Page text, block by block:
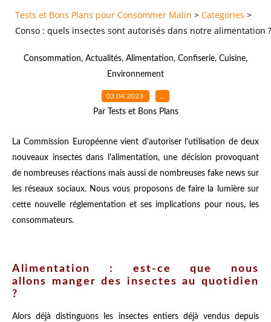
Tests et Bons Plans pour Consommer Malin > Categories >
Conso : quels insectes sont autorisés dans notre alimentation ?
Consommation, Actualités, Alimentation, Confiserie, Cuisine,
Environnement
03.04.2023 …
Par Tests et Bons Plans
La Commission Européenne vient d'autoriser l'utilisation de deux
nouveaux insectes dans l'alimentation, une décision provoquant
de nombreuses réactions mais aussi de nombreuses fake news sur
les réseaux sociaux. Nous vous proposons de faire la lumière sur
cette nouvelle réglementation et ses implications pour nous, les
consommateurs.
Alimentation : est-ce que nous
allons manger des insectes au quotidien
?
Alors déjà distinguons les insectes entiers déjà vendus depuis